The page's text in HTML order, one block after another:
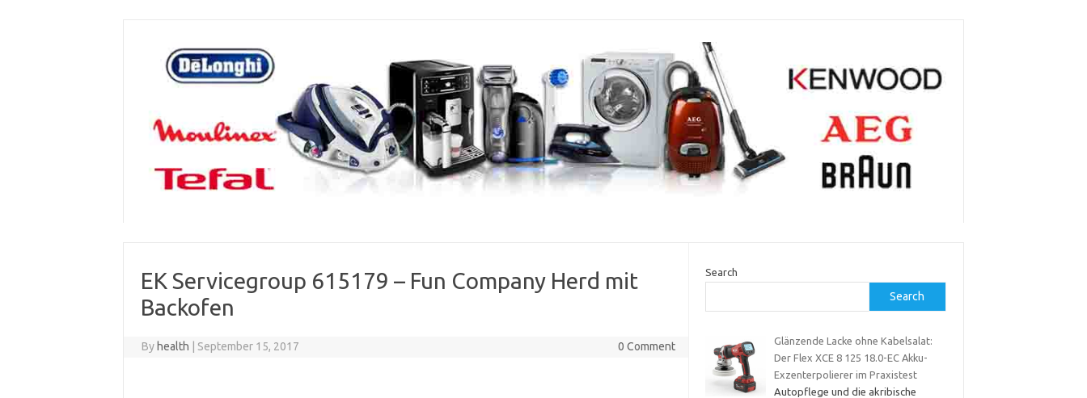
EK Servicegroup 615179 – Fun Company Herd mit
Backofen
By health September 15, 2017 0 Comment
Search
Search
Glänzende Lacke ohne Kabelsalat:
Der Flex XCE 8 125 18.0-EC Akku-
Exzenterpolierer im Praxistest
Autopflege und die akribische